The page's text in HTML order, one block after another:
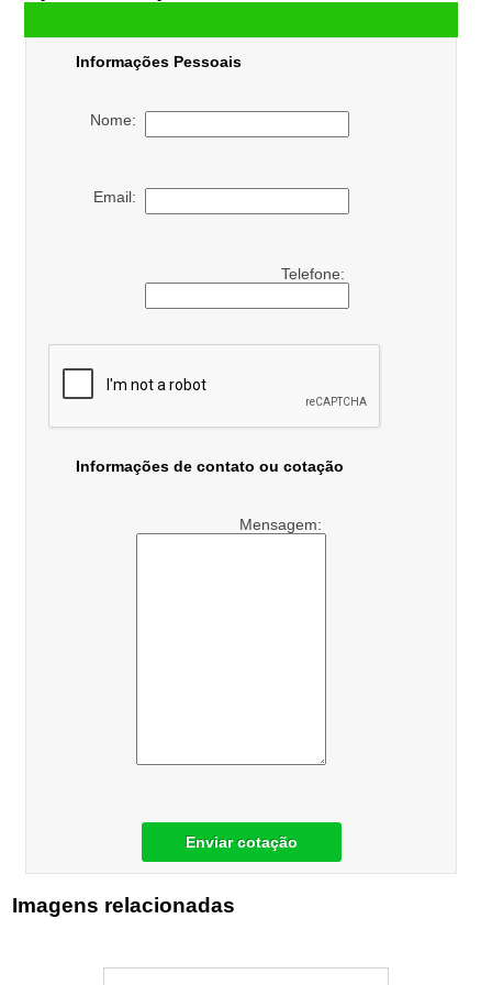
Informações Pessoais
Nome:
Email:
Telefone:
Informações de contato ou cotação
Mensagem:
Enviar cotação
Imagens relacionadas